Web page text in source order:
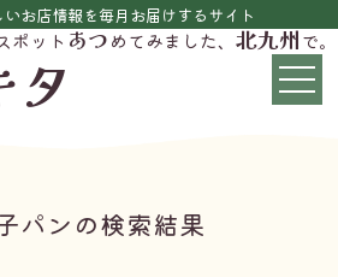
お店情報を毎月お届けするサイト
ポットあつめてみました、 北九州で。
パンの検索結果